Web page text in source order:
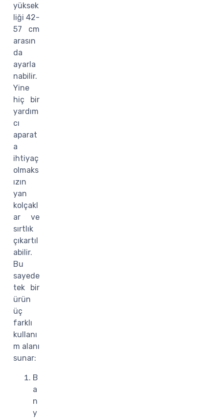
yüksek
liği 42-
57 cm
arasın
da
ayarla
nabilir.
Yine
hiç bir
yardım
cı
aparat
a
ihtiyaç
olmaks
ızın
yan
kolçakl
ar ve
sırtlık
çıkartıl
abilir.
Bu
sayede
tek bir
ürün
üç
farklı
kullanı
m alanı
sunar:
B
a
n
y